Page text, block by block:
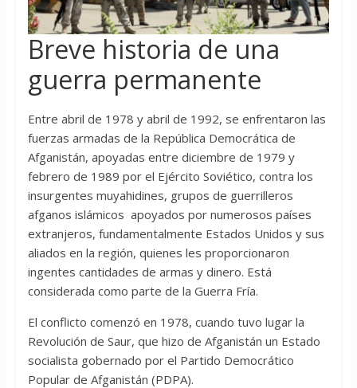
Breve historia de una
guerra permanente
Entre abril de 1978 y abril de 1992, se enfrentaron las
fuerzas armadas de la República Democrática de
Afganistán, apoyadas entre diciembre de 1979 y
febrero de 1989 por el Ejército Soviético, contra los
insurgentes muyahidines, grupos de guerrilleros
afganos islámicos ​ apoyados por numerosos países
extranjeros, fundamentalmente Estados Unidos y sus
aliados en la región, quienes les proporcionaron
ingentes cantidades de armas y dinero. Está
considerada como parte de la Guerra Fría.
El conflicto comenzó en 1978, cuando tuvo lugar la
Revolución de Saur, que hizo de Afganistán un Estado
socialista gobernado por el Partido Democrático
Popular de Afganistán (PDPA).